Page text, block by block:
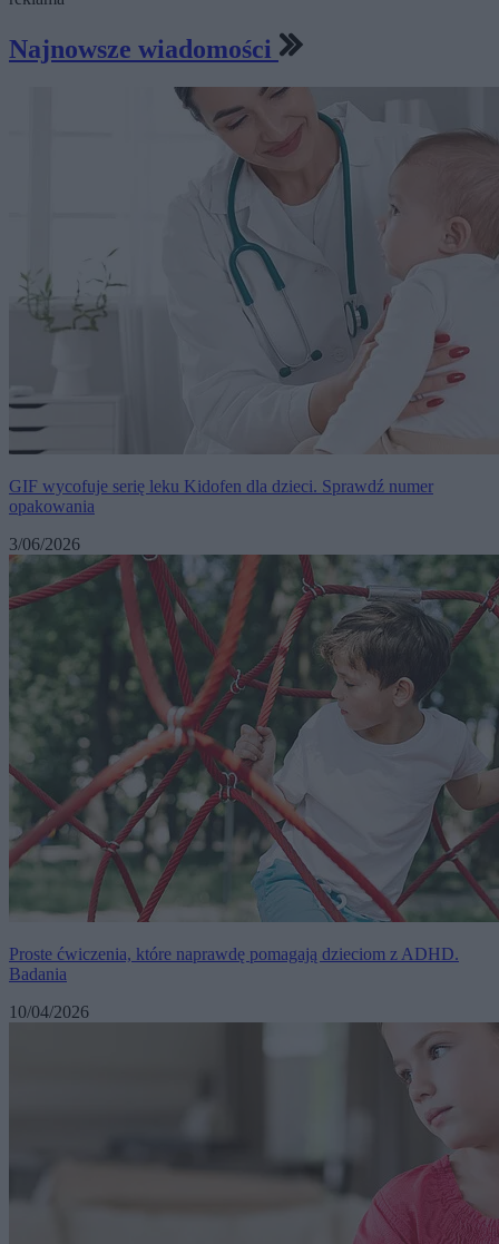
Najnowsze wiadomości
GIF wycofuje serię leku Kidofen dla dzieci. Sprawdź numer
opakowania
3/06/2026
Proste ćwiczenia, które naprawdę pomagają dzieciom z ADHD.
Badania
10/04/2026